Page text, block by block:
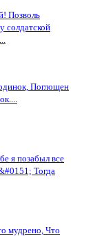
Позволь
солдатской
Поглощен
я позабыл все
Тогда
мудрено, Что